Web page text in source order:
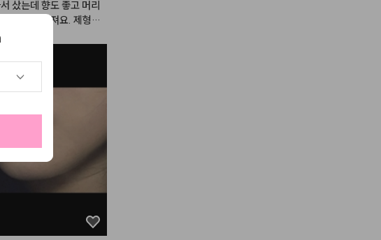
샀는데 향도 좋고 머리
확실히 느껴져요. 제형이
부담없이 사용할 수 있